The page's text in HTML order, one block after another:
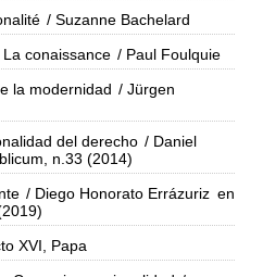
/ Suzanne Bachelard
conaissance / Paul Foulquie
la modernidad / Jürgen
del derecho / Daniel
n.33 (2014)
/ Diego Honorato Errázuriz en
XVI, Papa